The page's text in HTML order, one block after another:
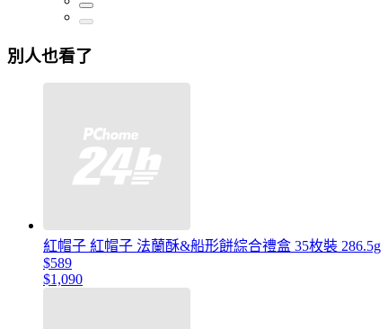
別人也看了
紅帽子 紅帽子 法蘭酥&船形餅綜合禮盒 35枚裝 286.5g
$589
$1,090